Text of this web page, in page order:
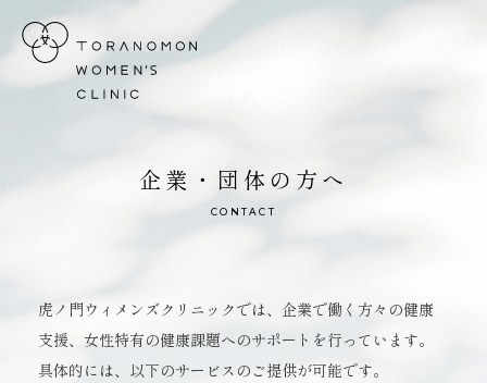
虎ノ門ウィメンズクリニック
企業・団体の方へ
CONTACT
虎ノ門ウィメンズクリニックでは、企業で働く方々の健康
支援、女性特有の健康課題へのサポートを行っています。
具体的には、以下のサービスのご提供が可能です。